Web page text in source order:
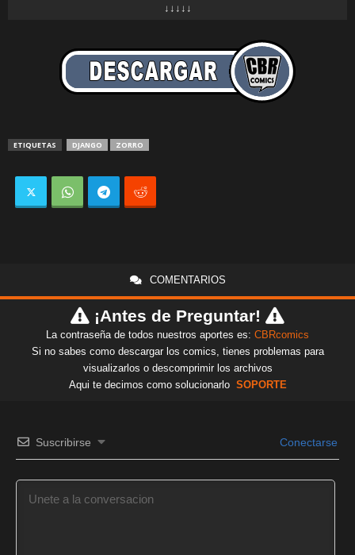
↓↓↓↓↓
ETIQUETAS DJANGO ZORRO
COMENTARIOS
¡Antes de Preguntar!
La contraseña de todos nuestros aportes es: CBRcomics
Si no sabes como descargar los comics, tienes problemas para
visualizarlos o descomprimir los archivos
Aqui te decimos como solucionarlo SOPORTE
Suscribirse Conectarse